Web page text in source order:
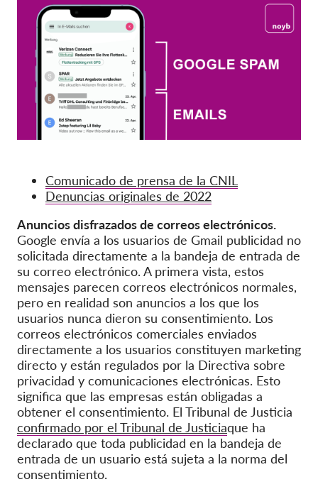
GDPRhub
Comunicado de prensa de la CNIL
Denuncias originales de 2022
Anuncios disfrazados de correos electrónicos.
Google envía a los usuarios de Gmail publicidad no
solicitada directamente a la bandeja de entrada de
su correo electrónico. A primera vista, estos
mensajes parecen correos electrónicos normales,
pero en realidad son anuncios a los que los
usuarios nunca dieron su consentimiento. Los
correos electrónicos comerciales enviados
directamente a los usuarios constituyen marketing
directo y están regulados por la Directiva sobre
privacidad y comunicaciones electrónicas. Esto
significa que las empresas están obligadas a
obtener el consentimiento. El Tribunal de Justicia
confirmado por el Tribunal de Justiciaque ha
declarado que toda publicidad en la bandeja de
entrada de un usuario está sujeta a la norma del
consentimiento.